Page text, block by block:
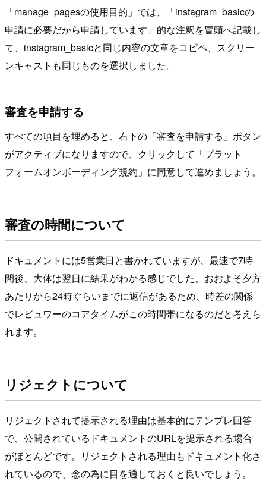
「manage_pagesの使用目的」では、「instagram_basicの
申請に必要だから申請しています」的な注釈を冒頭へ記載し
て、instagram_basicと同じ内容の文章をコピペ、スクリー
ンキャストも同じものを選択しました。
審査を申請する
すべての項目を埋めると、右下の「審査を申請する」ボタン
がアクティブになりますので、クリックして「プラット
フォームオンボーディング規約」に同意して進めましょう。
審査の時間について
ドキュメントには5営業日と書かれていますが、最速で7時
間後、大体は翌日に結果がわかる感じでした。おおよそ夕方
あたりから24時ぐらいまでに返信があるため、時差の関係
でレビュワーのコアタイムがこの時間帯になるのだと考えら
れます。
リジェクトについて
リジェクトされて提示される理由は基本的にテンプレ回答
で、公開されているドキュメントのURLを提示される場合
がほとんどです。リジェクトされる理由もドキュメント化さ
れているので、念の為に目を通しておくと良いでしょう。